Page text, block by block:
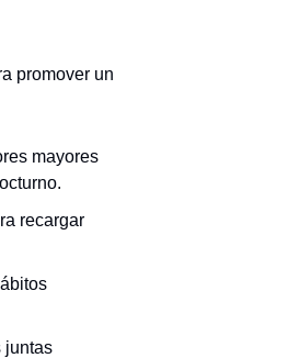
promover un
mayores
recargar
juntas